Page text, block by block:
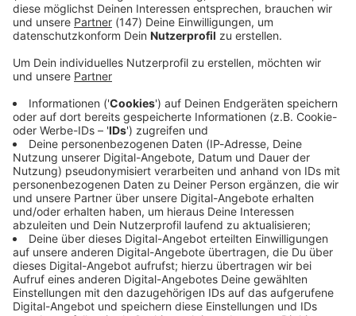
Immer auf dem Laufenden
bleiben!
Verpass' nichts mehr - mit unserem kostenlosen
ANTENNE BAYERN Newsletter. Ob Nachrichten,
Lifestyle oder unsere neuesten Aktionen - wir